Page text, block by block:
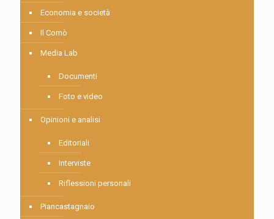
Economia e società
Il Comò
Media Lab
Documenti
Foto e video
Opinioni e analisi
Editoriali
Interviste
Riflessioni personali
Piancastagnaio